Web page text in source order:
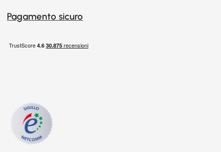
Pagamento sicuro